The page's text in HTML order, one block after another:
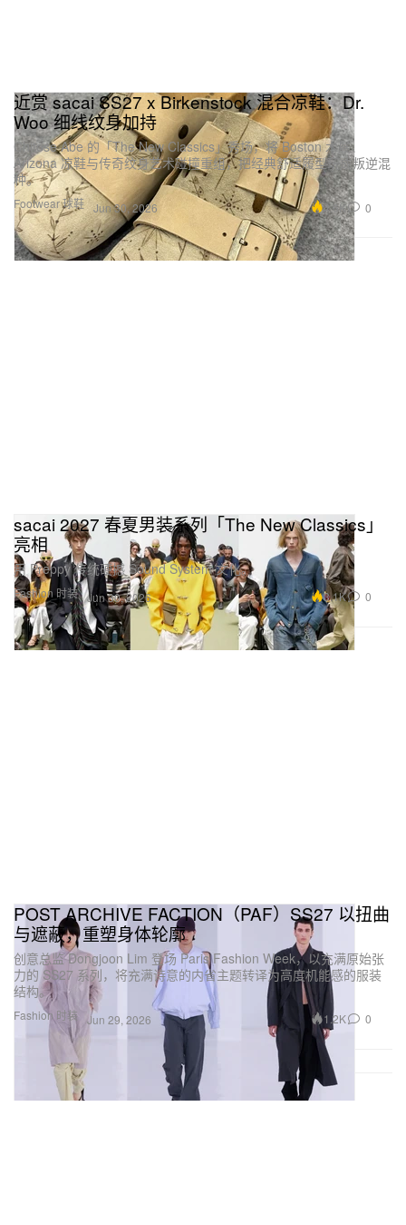
Footwear 球鞋
近赏 sacai SS27 x Birkenstock 混合凉鞋：Dr.
Woo 细线纹身加持
Chitose Abe 的「The New Classics」秀场，将 Boston 木屐、
Arizona 凉鞋与传奇纹身艺术碰撞重组，把经典舒适履型玩成叛逆混
种。
Jun 30, 2026 4.6K 0
Fashion 时装
sacai 2027 春夏男装系列「The New Classics」
亮相
用 Preppy 传统硬撼 Sound System 文化。
Jun 30, 2026 3.1K 0
Fashion 时装
POST ARCHIVE FACTION（PAF）SS27 以扭曲
与遮蔽，重塑身体轮廓
创意总监 Dongjoon Lim 登场 Paris Fashion Week，以充满原始张
力的 SS27 系列，将充满诗意的内省主题转译为高度机能感的服装
结构。
Jun 29, 2026 1.2K 0